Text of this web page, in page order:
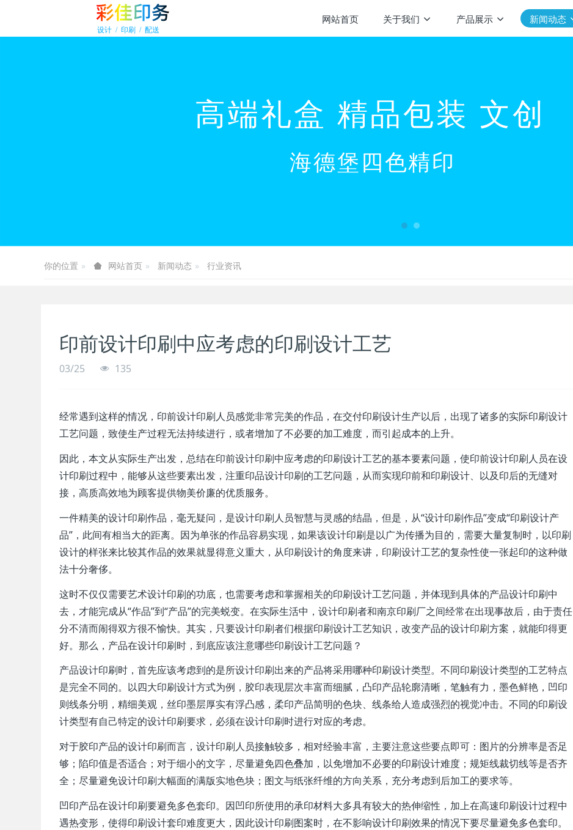
网站首页 关于我们 产品展示 新闻动态
你的位置 网站首页 新闻动态 行业资讯
印前设计印刷中应考虑的印刷设计工艺
03/25 135
经常遇到这样的情况，印前设计印刷人员感觉非常完美的作品，在交付印刷设计生产以后，出现了诸多的实际印刷设计
工艺问题，致使生产过程无法持续进行，或者增加了不必要的加工难度，而引起成本的上升。
因此，本文从实际生产出发，总结在印前设计印刷中应考虑的印刷设计工艺的基本要素问题，使印前设计印刷人员在设
计印刷过程中，能够从这些要素出发，注重印品设计印刷的工艺问题，从而实现印前和印刷设计、以及印后的无缝对
接，高质高效地为顾客提供物美价廉的优质服务。
一件精美的设计印刷作品，毫无疑问，是设计印刷人员智慧与灵感的结晶，但是，从“设计印刷作品”变成“印刷设计产
品”，此间有相当大的距离。因为单张的作品容易实现，如果该设计印刷是以广为传播为目的，需要大量复制时，以印刷
设计的样张来比较其作品的效果就显得意义重大，从印刷设计的角度来讲，印刷设计工艺的复杂性使一张起印的这种做
法十分奢侈。
这时不仅仅需要艺术设计印刷的功底，也需要考虑和掌握相关的印刷设计工艺问题，并体现到具体的产品设计印刷中
去，才能完成从“作品”到“产品”的完美蜕变。在实际生活中，设计印刷者和南京印刷厂之间经常在出现事故后，由于责任
分不清而闹得双方很不愉快。其实，只要设计印刷者们根据印刷设计工艺知识，改变产品的设计印刷方案，就能印得更
好。那么，产品在设计印刷时，到底应该注意哪些印刷设计工艺问题？
产品设计印刷时，首先应该考虑到的是所设计印刷出来的产品将采用哪种印刷设计类型。不同印刷设计类型的工艺特点
是完全不同的。以四大印刷设计方式为例，胶印表现层次丰富而细腻，凸印产品轮廓清晰，笔触有力，墨色鲜艳，凹印
则线条分明，精细美观，丝印墨层厚实有浮凸感，柔印产品简明的色块、线条给人造成强烈的视觉冲击。不同的印刷设
计类型有自己特定的设计印刷要求，必须在设计印刷时进行对应的考虑。
对于胶印产品的设计印刷而言，设计印刷人员接触较多，相对经验丰富，主要注意这些要点即可：图片的分辨率是否足
够；陷印值是否适合；对于细小的文字，尽量避免四色叠加，以免增加不必要的印刷设计难度；规矩线裁切线等是否齐
全；尽量避免设计印刷大幅面的满版实地色块；图文与纸张纤维的方向关系，充分考虑到后加工的要求等。
凹印产品在设计印刷要避免多色套印。因凹印所使用的承印材料大多具有较大的热伸缩性，加上在高速印刷设计过程中
遇热变形，使得印刷设计套印难度更大，因此设计印刷图案时，在不影响设计印刷效果的情况下要尽量避免多色套印。